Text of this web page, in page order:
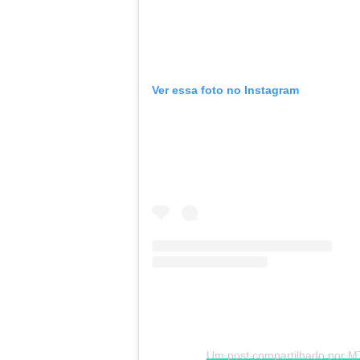
Ver essa foto no Instagram
Um post compartilhado por